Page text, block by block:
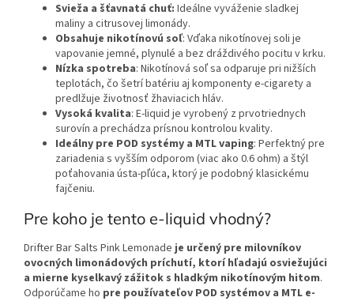
Svieža a šťavnatá chuť: Ideálne vyváženie sladkej
maliny a citrusovej limonády.
Obsahuje nikotínovú soľ: Vďaka nikotínovej soli je
vapovanie jemné, plynulé a bez dráždivého pocitu v krku.
Nízka spotreba: Nikotínová soľ sa odparuje pri nižších
teplotách, čo šetrí batériu aj komponenty e-cigarety a
predlžuje životnosť žhaviacich hláv.
Vysoká kvalita: E-liquid je vyrobený z prvotriednych
surovín a prechádza prísnou kontrolou kvality.
Ideálny pre POD systémy a MTL vaping: Perfektný pre
zariadenia s vyšším odporom (viac ako 0.6 ohm) a štýl
poťahovania ústa-pľúca, ktorý je podobný klasickému
fajčeniu.
Pre koho je tento e-liquid vhodný?
Drifter Bar Salts Pink Lemonade je určený pre milovníkov
ovocných limonádových príchutí, ktorí hľadajú osviežujúci
a mierne kyselkavý zážitok s hladkým nikotínovým hitom.
Odporúčame ho pre používateľov POD systémov a MTL e-